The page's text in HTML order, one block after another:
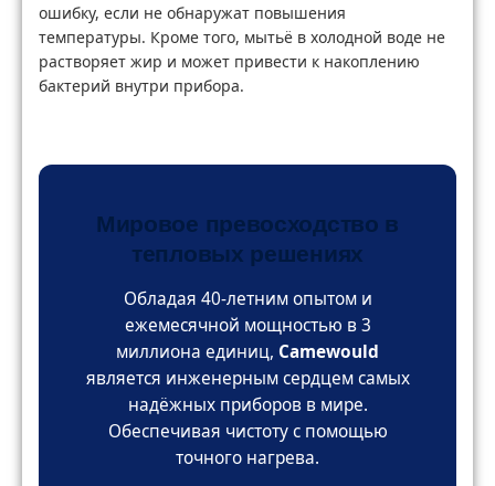
ошибку, если не обнаружат повышения
температуры. Кроме того, мытьё в холодной воде не
растворяет жир и может привести к накоплению
бактерий внутри прибора.
Мировое превосходство в
тепловых решениях
Обладая 40-летним опытом и
ежемесячной мощностью в 3
миллиона единиц, Camewould
является инженерным сердцем самых
надёжных приборов в мире.
Обеспечивая чистоту с помощью
точного нагрева.